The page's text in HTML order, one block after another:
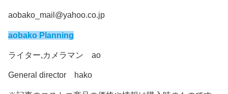
aobako_mail@yahoo.co.jp
aobako Planning
ライター,カメラマン ao
General director hako